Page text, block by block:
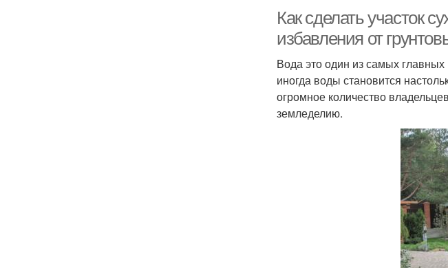
Как сделать участок
избавления от
Вода это один из самых
иногда воды становится
огромное количество
земледелию.